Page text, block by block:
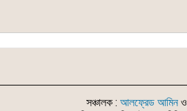
সঞ্চালক : আলফ্রেড আমিনও